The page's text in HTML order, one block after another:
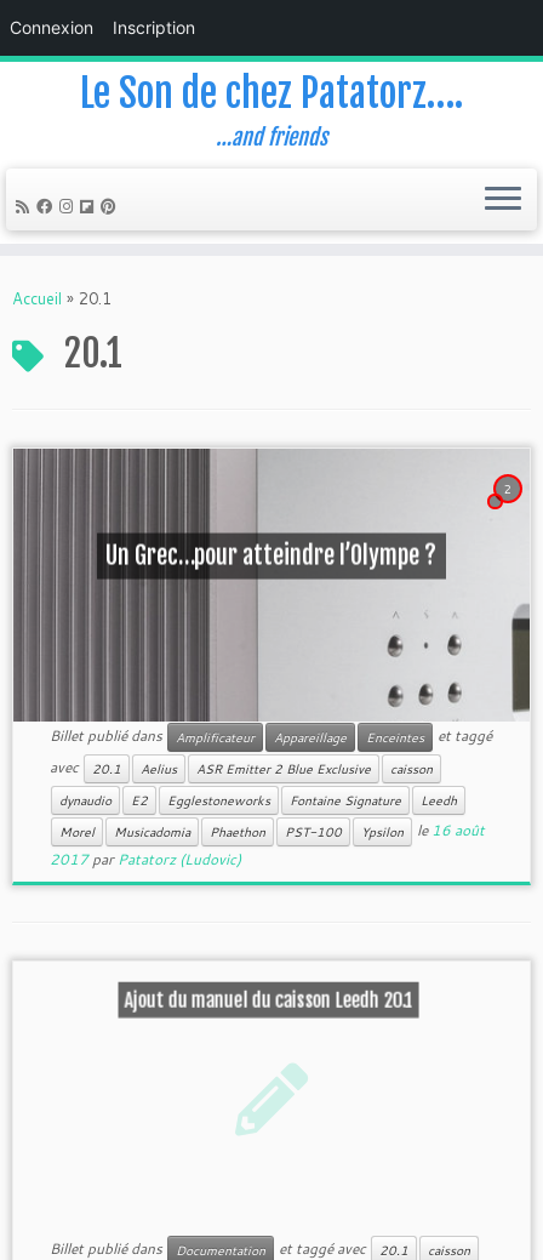
Connexion Inscription
Le Son de chez Patatorz….
…and friends
Accueil » 20.1
20.1
2
Un Grec…pour atteindre l’Olympe ?
Billet publié dans Amplificateur Appareillage Enceintes
et taggé
avec
20.1 Aelius ASR Emitter 2 Blue Exclusive
caisson
dynaudio
E2 Egglestoneworks Fontaine Signature
Leedh
Morel
Musicadomia Phaethon PST-100 Ypsilon le16 août
2017 parPatatorz (Ludovic)
Ajout du manuel du caisson Leedh 20.1
Billet publié dans Documentation et taggé avec 20.1
caisson